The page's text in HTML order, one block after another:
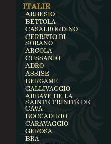
ITALIE
ARDESIO
BETTOLA
CASALBORDINO
CERRETO DI
SORANO
ARCOLA
CUSSANIO
ADRO
ASSISE
BERGAME
GALLIVAGGIO
ABBAYE DE LA
SAINTE TRINITÉ DE
CAVA
BOCCADIRIO
CARAVAGGIO
GEROSA
BRA